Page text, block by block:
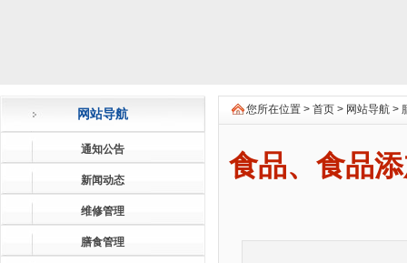
网站导航
通知公告
新闻动态
维修管理
膳食管理
您所在位置 > 首页 > 网站导航 >
食品、食品